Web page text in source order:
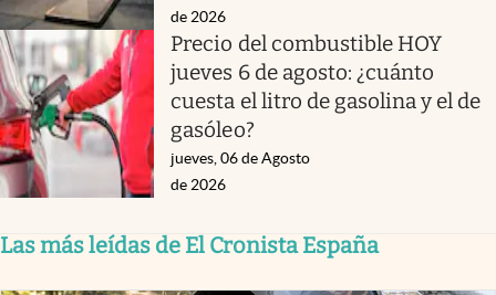
de 2026
Precio del combustible HOY
jueves 6 de agosto: ¿cuánto
cuesta el litro de gasolina y el de
gasóleo?
jueves, 06 de Agosto
de 2026
Las más leídas de El Cronista España